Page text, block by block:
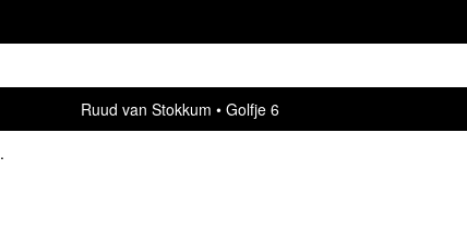
Ruud van Stokkum
Golfje 6
.